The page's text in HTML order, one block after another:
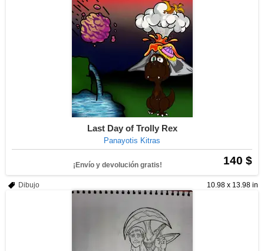
Last Day of Trolly Rex
Panayotis Kitras
140 $
¡Envío y devolución gratis!
10.98 x 13.98 in
Dibujo